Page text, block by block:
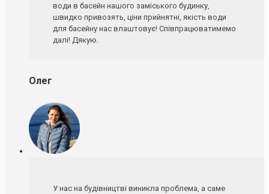
води в басейн нашого заміського будинку,
швидко привозять, ціни прийнятні, якість води
для басейну нас влаштовує! Співпрацюватимемо
далі! Дякую.
Олег
У нас на будівництві виникла проблема, а саме